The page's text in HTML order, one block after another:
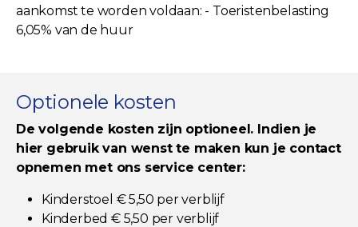
aankomst te worden voldaan: - Toeristenbelasting
6,05% van de huur
Optionele kosten
De volgende kosten zijn optioneel. Indien je
hier gebruik van wenst te maken kun je contact
opnemen met ons service center:
Kinderstoel € 5,50 per verblijf
Kinderbed € 5,50 per verblijf